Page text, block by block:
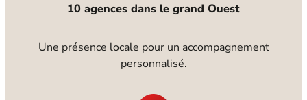
10 agences dans le grand Ouest
Une présence locale pour un accompagnement
personnalisé.